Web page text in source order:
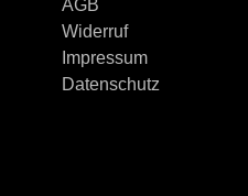
AGB
Widerruf
Impressum
Datenschutz